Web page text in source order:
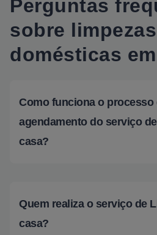
Perguntas
sobre limpezas
domésticas
Como funciona o processo
agendamento do serviço
casa?
Quem realiza o serviço de
casa?